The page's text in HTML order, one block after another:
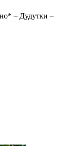
– Дудутки –